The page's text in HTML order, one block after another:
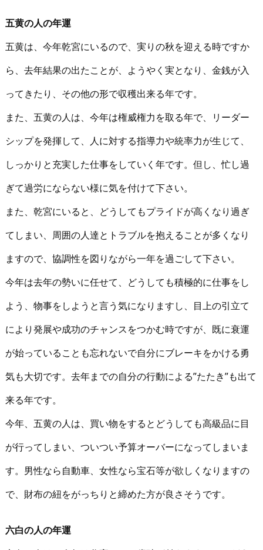
五黄の人の年運
五黄は、今年乾宮にいるので、実りの秋を迎える時ですか
ら、去年結果の出たことが、ようやく実となり、金銭が入
ってきたり、その他の形で収穫出来る年です。
また、五黄の人は、今年は権威権力を取る年で、リーダー
シップを発揮して、人に対する指導力や統率力が生じて、
しっかりと充実した仕事をしていく年です。但し、忙し過
ぎて過労にならない様に気を付けて下さい。
また、乾宮にいると、どうしてもプライドが高くなり過ぎ
てしまい、周囲の人達とトラブルを抱えることが多くなり
ますので、協調性を図りながら一年を過ごして下さい。
今年は去年の勢いに任せて、どうしても積極的に仕事をし
よう、物事をしようと言う気になりますし、目上の引立て
により発展や成功のチャンスをつかむ時ですが、既に衰運
が始っていることも忘れないで自分にブレーキをかける勇
気も大切です。去年までの自分の行動による”たたき”も出て
来る年です。
今年、五黄の人は、買い物をするとどうしても高級品に目
が行ってしまい、ついつい予算オーバーになってしまいま
す。男性なら自動車、女性なら宝石等が欲しくなりますの
で、財布の紐をがっちりと締めた方が良さそうです。
六白の人の年運